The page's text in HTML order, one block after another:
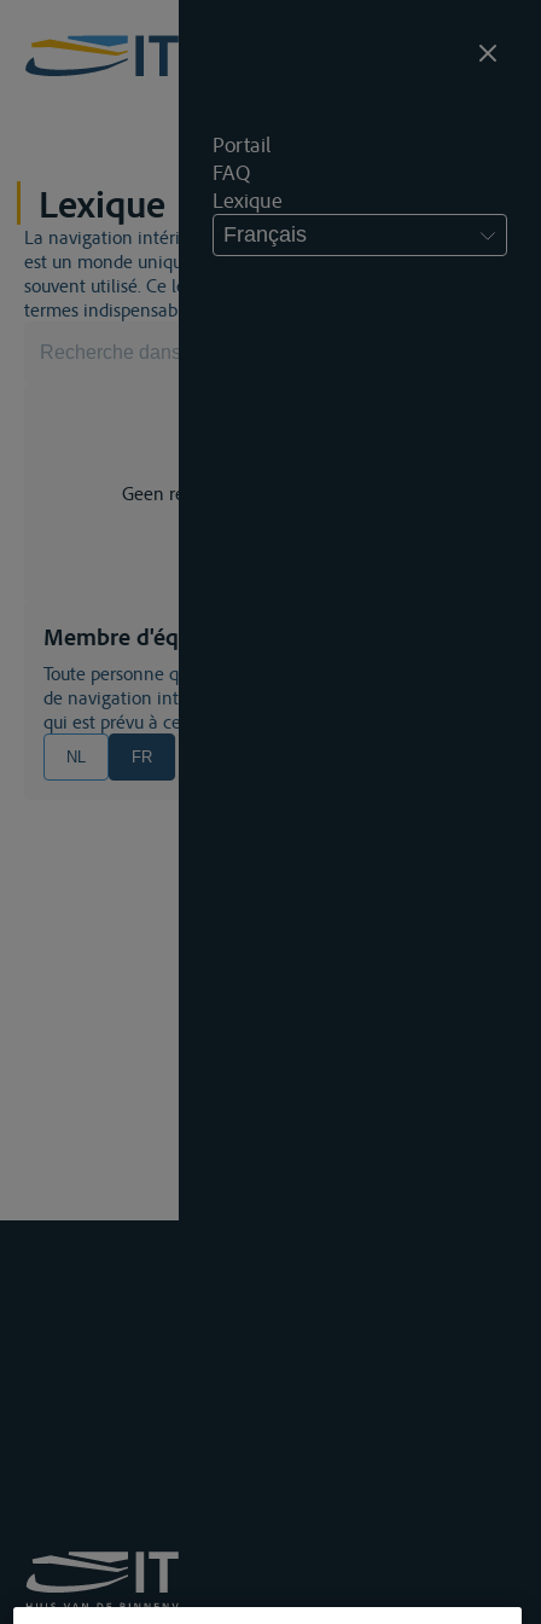
Portail
FAQ
Lexique
Français
Lexique
La navigation intérieure et du droit de la navigation intérieure
est un monde unique. Cela signifie qu'un jargon spécifique est
souvent utilisé. Ce lexique vous aidera à maîtriser certains
termes indispensables.
Geen resultaat voor uw zoekopdracht.
Membre d'équipage
toute personne qui en vue de l'exploitation d'un bateau
de navigation intérieure effectue des activités à bord ou
qui est prévu à cet effet
NL FR